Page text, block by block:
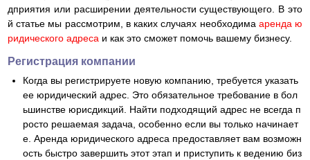
дприятия или расширении деятельности существующего. В это
й статье мы рассмотрим, в каких случаях необходима аренда ю
ридического адреса и как это сможет помочь вашему бизнесу.
Регистрация компании
Когда вы регистрируете новую компанию, требуется указать
ее юридический адрес. Это обязательное требование в бол
ьшинстве юрисдикций. Найти подходящий адрес не всегда п
росто решаемая задача, особенно если вы только начинает
е. Аренда юридического адреса предоставляет вам возможн
ость быстро завершить этот этап и приступить к ведению биз